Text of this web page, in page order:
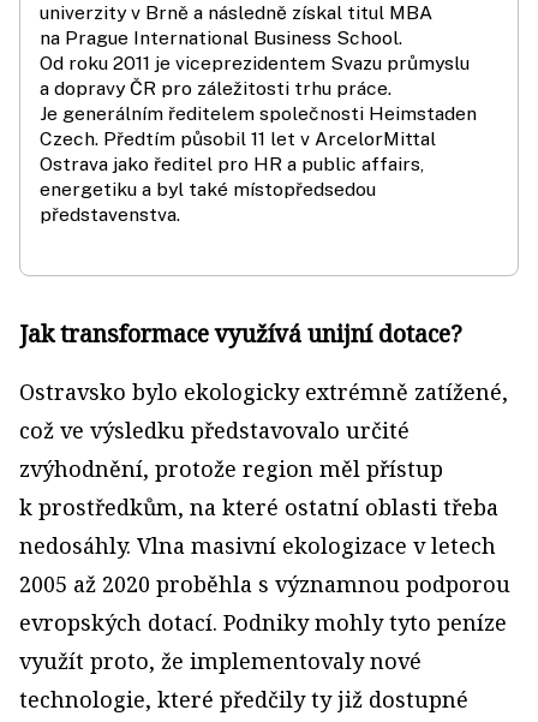
univerzity v Brně a následně získal titul MBA
na Prague International Business School.
Od roku 2011 je viceprezidentem Svazu průmyslu
a dopravy ČR pro záležitosti trhu práce.
Je generálním ředitelem společnosti Heimstaden
Czech. Předtím působil 11 let v ArcelorMittal
Ostrava jako ředi­tel pro HR a public affairs,
energetiku a byl také místopředsedou
představenstva.
Jak transformace využívá unijní dotace?
Ostravsko bylo ekologicky extrémně zatížené,
což ve výsledku představovalo určité
zvýhodnění, protože region měl přístup
k prostředkům, na které ostatní oblasti třeba
nedosáhly. Vlna masivní ekologizace v letech
2005 až 2020 proběhla s významnou podporou
evropských dotací. Podniky mohly tyto peníze
využít proto, že implementovaly nové
technologie, které předčily ty již dostupné